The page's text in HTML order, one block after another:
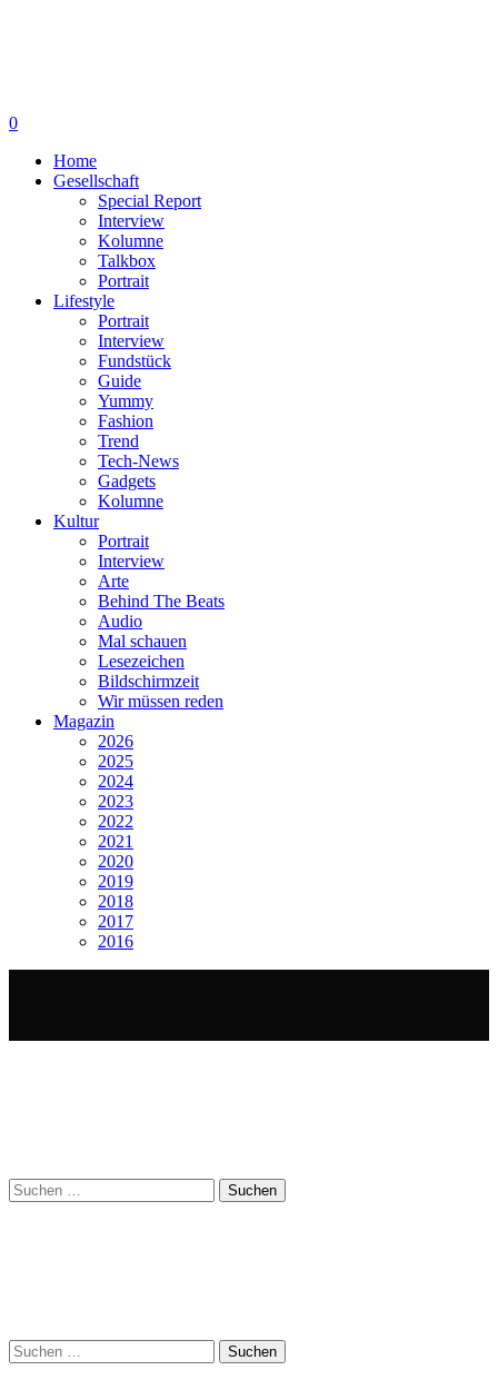
0
Home
Gesellschaft
Special Report
Interview
Kolumne
Talkbox
Portrait
Lifestyle
Portrait
Interview
Fundstück
Guide
Yummy
Fashion
Trend
Tech-News
Gadgets
Kolumne
Kultur
Portrait
Interview
Arte
Behind The Beats
Audio
Mal schauen
Lesezeichen
Bildschirmzeit
Wir müssen reden
Magazin
2026
2025
2024
2023
2022
2021
2020
2019
2018
2017
2016
Suchen
nach:
Suchen
nach: